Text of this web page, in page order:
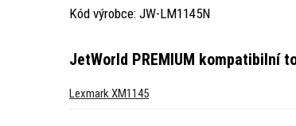
Kód výrobce: JW-LM1145N
JetWorld PREMIUM kompatibilní
Lexmark XM1145